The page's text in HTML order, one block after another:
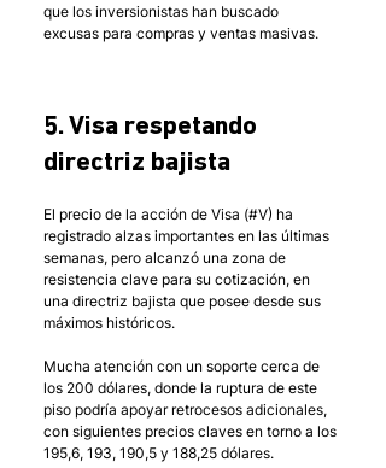
que los inversionistas han buscado
excusas para compras y ventas masivas.
5. Visa respetando
directriz bajista
El precio de la acción de Visa (#V) ha
registrado alzas importantes en las últimas
semanas, pero alcanzó una zona de
resistencia clave para su cotización, en
una directriz bajista que posee desde sus
máximos históricos.
Mucha atención con un soporte cerca de
los 200 dólares, donde la ruptura de este
piso podría apoyar retrocesos adicionales,
con siguientes precios claves en torno a los
195,6, 193, 190,5 y 188,25 dólares.